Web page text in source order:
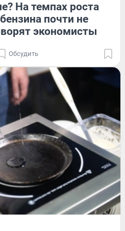
На темпах роста
почти не
экономисты
Обсудить